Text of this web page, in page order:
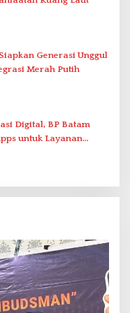
Generasi Unggul
Merah Putih
Digital, BP Batam
untuk Layanan